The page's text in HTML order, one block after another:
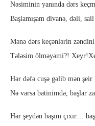
Nəsiminin yanında dərs
Başlamışam divanə, dəli,
Mənə dərs keçənlərin
Tələsim ölməyəmi?!
Hər dəfə cuşə gəlib mən şeir
Nə varsa batinimdə, başlar
Hər şeydən başım çıxır…